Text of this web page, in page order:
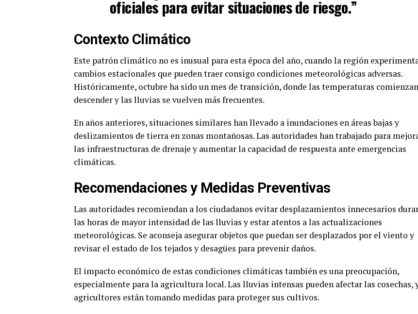
oficiales para evitar situaciones de riesgo.”
Contexto Climático
Este patrón climático no es inusual para esta época del año, cuando la región
cambios estacionales que pueden traer consigo condiciones meteorológicas adversas.
Históricamente, octubre ha sido un mes de transición, donde las temperaturas
descender y las lluvias se vuelven más frecuentes.
En años anteriores, situaciones similares han llevado a inundaciones en áreas bajas y
deslizamientos de tierra en zonas montañosas. Las autoridades han trabajado para
las infraestructuras de drenaje y aumentar la capacidad de respuesta ante emergencias
climáticas.
Recomendaciones y Medidas Preventivas
Las autoridades recomiendan a los ciudadanos evitar desplazamientos innecesarios
las horas de mayor intensidad de las lluvias y estar atentos a las actualizaciones
meteorológicas. Se aconseja asegurar objetos que puedan ser desplazados por el viento y
revisar el estado de los tejados y desagües para prevenir daños.
El impacto económico de estas condiciones climáticas también es una preocupación,
especialmente para la agricultura local. Las lluvias intensas pueden afectar las cosechas,
agricultores están tomando medidas para proteger sus cultivos.